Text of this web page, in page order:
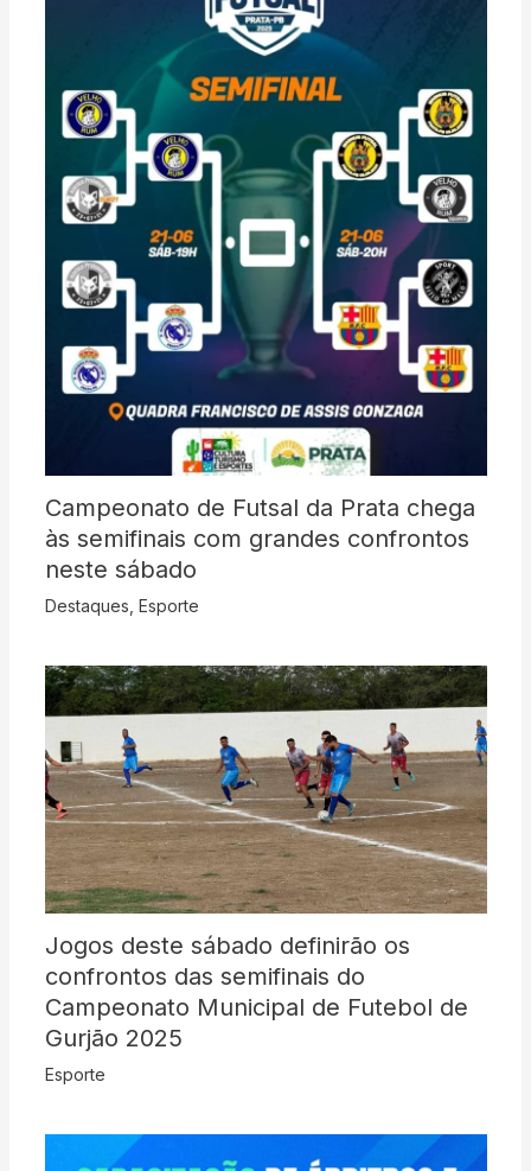
Campeonato de Futsal da Prata chega
às semifinais com grandes confrontos
neste sábado
Destaques Esporte
Jogos deste sábado definirão os
confrontos das semifinais do
Campeonato Municipal de Futebol de
Gurjão 2025
Esporte